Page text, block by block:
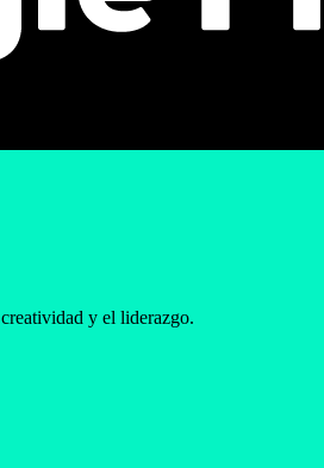
y el liderazgo.